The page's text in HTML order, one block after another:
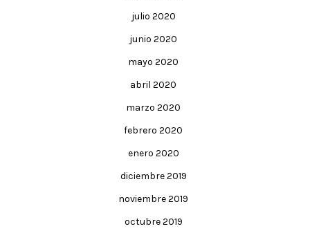
julio 2020
junio 2020
mayo 2020
abril 2020
marzo 2020
febrero 2020
enero 2020
diciembre 2019
noviembre 2019
octubre 2019